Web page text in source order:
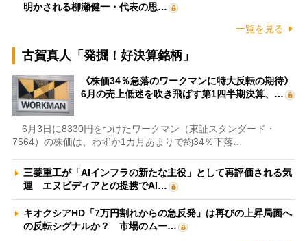
明かされる柳瀬健一・代表の思…
一覧を見る
古賀真人「発掘！好決算銘柄」
《株価34％急落のワークマンに特大反転の期待》
6月の売上低迷を吹き飛ばす第1四半期決算、…
6月3日に8330円をつけたワークマン（東証スタンダード・
7564）の株価は、わずか1カ月あまりで約34％下落…
三菱重工が「AIインフラの新たな主役」として再評価される気
運 エヌビディアとの提携でAI…
キオクシアHD「7万円割れからの急反発」は再びの上昇局面へ
の反転シグナルか？ 市場のムー…